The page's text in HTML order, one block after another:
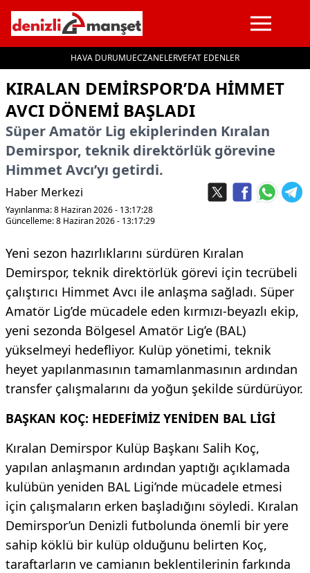
HAVA DURUMUECZANELERVEFAT EDENLER
KIRALAN DEMİRSPOR’DA HİMMET
AVCI DÖNEMİ BAŞLADI
Süper Amatör Lig ekiplerinden Kıralan
Demirspor, teknik direktörlük görevine
Himmet Avcı’yı getirdi.
Haber Merkezi
Yayınlanma: 8 Haziran 2026 - 13:17:28
Güncelleme: 8 Haziran 2026 - 13:17:29
Yeni sezon hazırlıklarını sürdüren Kıralan
Demirspor, teknik direktörlük görevi için tecrübeli
çalıştırıcı Himmet Avcı ile anlaşma sağladı. Süper
Amatör Lig’de mücadele eden kırmızı-beyazlı ekip,
yeni sezonda Bölgesel Amatör Lig’e (BAL)
yükselmeyi hedefliyor. Kulüp yönetimi, teknik
heyet yapılanmasının tamamlanmasının ardından
transfer çalışmalarını da yoğun şekilde sürdürüyor.
BAŞKAN KOÇ: HEDEFİMİZ YENİDEN BAL LİGİ
Kıralan Demirspor Kulüp Başkanı Salih Koç,
yapılan anlaşmanın ardından yaptığı açıklamada
kulübün yeniden BAL Ligi’nde mücadele etmesi
için çalışmaların erken başladığını söyledi. Kıralan
Demirspor’un Denizli futbolunda önemli bir yere
sahip köklü bir kulüp olduğunu belirten Koç,
taraftarların ve camianın beklentilerinin farkında